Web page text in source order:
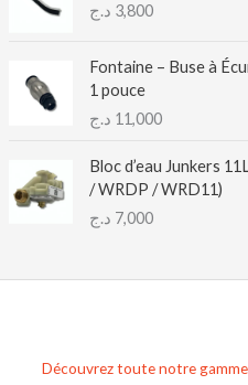
3,800 د.ج
Fontaine – Buse à
1 pouce
11,000 د.ج
Bloc d’eau Junkers
/ WRDP / WRD11)
7,000 د.ج
Découvrez toute notre